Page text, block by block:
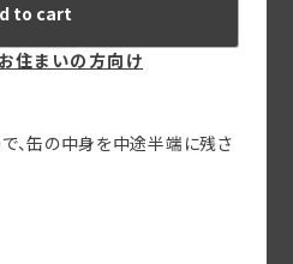
to cart
住まいの方向け
、缶の中身を中途半端に残さ